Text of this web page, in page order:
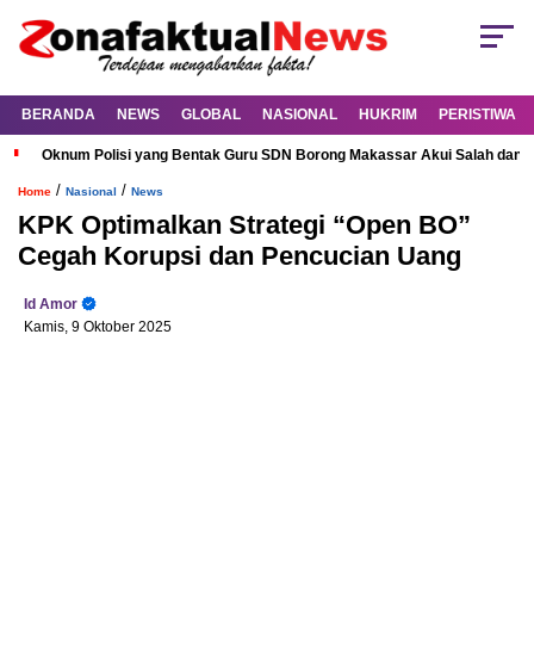
BERANDA NEWS GLOBAL NASIONAL HUKRIM PERISTIWA
Oknum Polisi yang Bentak Guru SDN Borong Makassar Akui Salah dan
Home / Nasional / News
KPK Optimalkan Strategi “Open BO”
Cegah Korupsi dan Pencucian Uang
Id Amor
Kamis, 9 Oktober 2025